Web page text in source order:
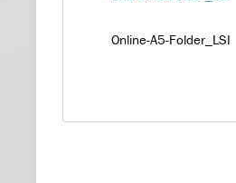
Online-A5-Folder_LSI